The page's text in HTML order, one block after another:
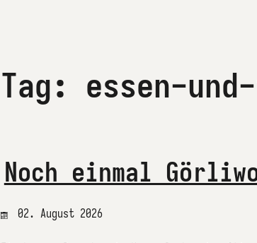
Tag: essen-
Noch einmal
02. August 2026